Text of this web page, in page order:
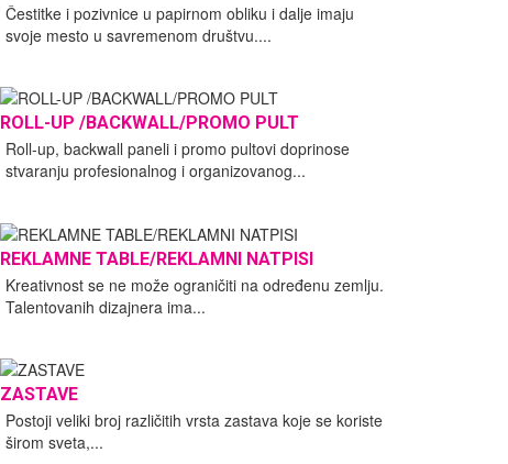
Čestitke i pozivnice u papirnom obliku i dalje imaju
svoje mesto u savremenom društvu....
ROLL-UP /BACKWALL/PROMO PULT
Roll-up, backwall paneli i promo pultovi doprinose
stvaranju profesionalnog i organizovanog...
REKLAMNE TABLE/REKLAMNI NATPISI
Kreativnost se ne može ograničiti na određenu zemlju.
Talentovanih dizajnera ima...
ZASTAVE
Postoji veliki broj različitih vrsta zastava koje se koriste
širom sveta,...